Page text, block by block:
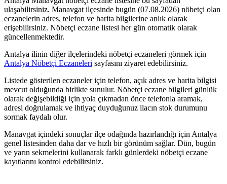
ulaşabilirsiniz. Manavgat ilçesinde bugün (07.08.2026) nöbetçi olan
eczanelerin adres, telefon ve harita bilgilerine anlık olarak
erişebilirsiniz. Nöbetçi eczane listesi her gün otomatik olarak
güncellenmektedir.
Antalya ilinin diğer ilçelerindeki nöbetçi eczaneleri görmek için
Antalya Nöbetçi Eczaneleri sayfasını ziyaret edebilirsiniz.
Listede gösterilen eczaneler için telefon, açık adres ve harita bilgisi
mevcut olduğunda birlikte sunulur. Nöbetçi eczane bilgileri günlük
olarak değişebildiği için yola çıkmadan önce telefonla aramak,
adresi doğrulamak ve ihtiyaç duyduğunuz ilacın stok durumunu
sormak faydalı olur.
Manavgat içindeki sonuçlar ilçe odağında hazırlandığı için Antalya
genel listesinden daha dar ve hızlı bir görünüm sağlar. Dün, bugün
ve yarın sekmelerini kullanarak farklı günlerdeki nöbetçi eczane
kayıtlarını kontrol edebilirsiniz.